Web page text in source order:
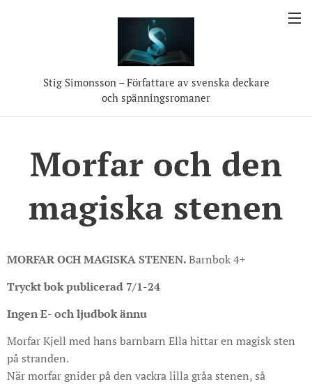
Stig Simonsson – Författare av svenska deckare
och spänningsromaner
Morfar och den
magiska stenen
MORFAR OCH MAGISKA STENEN.Barnbok 4+
Tryckt bok publicerad 7/1-24
Ingen E- och ljudbok ännu
Morfar Kjell med hans barnbarn Ella hittar en magisk sten
på stranden.
När morfar gnider på den vackra lilla gråa stenen, så